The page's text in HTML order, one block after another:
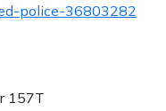
police-36803282
157T